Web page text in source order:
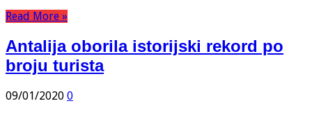
Read More »
Antalija oborila istorijski rekord po
broju turista
09/01/2020 0